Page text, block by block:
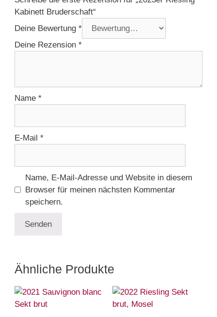
Kabinett Bruderschaft“
Deine Bewertung *
Deine Rezension *
Name *
E-Mail *
Name, E-Mail-Adresse und Website in diesem
Browser für meinen nächsten Kommentar
speichern.
Ähnliche Produkte